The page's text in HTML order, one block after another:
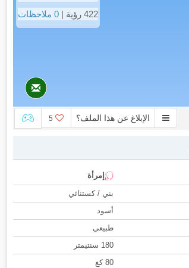
422 رؤية |
0 ملاحظات
الإبلاغ عن هذا الملف؟ 5
إمرأة
بني / كستنائي
أسود
طبيعي
180 سنتيمتر
80 كغ